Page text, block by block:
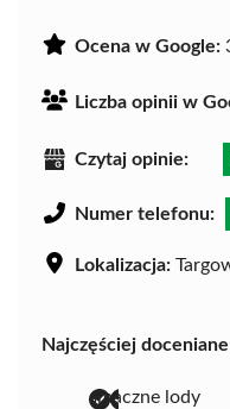
Ocena w Google:
Liczba opinii w
Czytaj opinie:
Numer telefonu:
Lokalizacja:
Najczęściej
smaczne lody